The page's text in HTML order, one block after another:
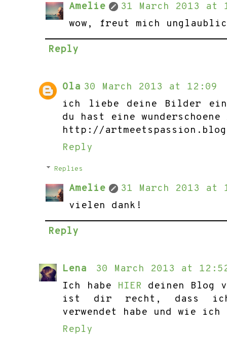
Amelie
31 March 2013 at
wow, freut mich
Reply
Ola 30 March 2013 at 12:09
ich liebe deine Bilder
du hast eine
http://
Reply
Replies
Amelie
31 March 2013 at
vielen dank!
Reply
Lena
30 March 2013 at
Ich habe HIER deinen Blog
ist dir recht, dass
verwendet habe und wie
Reply